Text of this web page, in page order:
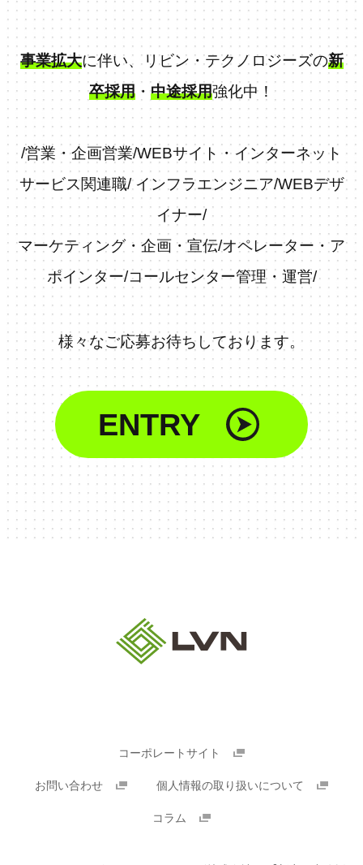
事業拡大に伴い、リビン・テクノロジーズの新
卒採用 ・中途採用強化中！
/営業・企画営業/WEBサイト・インターネット
サービス関連職/インフラエンジニア/WEBデザ
イナー/
マーケティング・企画・宣伝/オペレーター・ア
ポインター/コールセンター管理・運営/
様々なご応募お待ちしております。
ENTRY
コーポレートサイト
お問い合わせ 個人情報の取り扱いについて
コラム